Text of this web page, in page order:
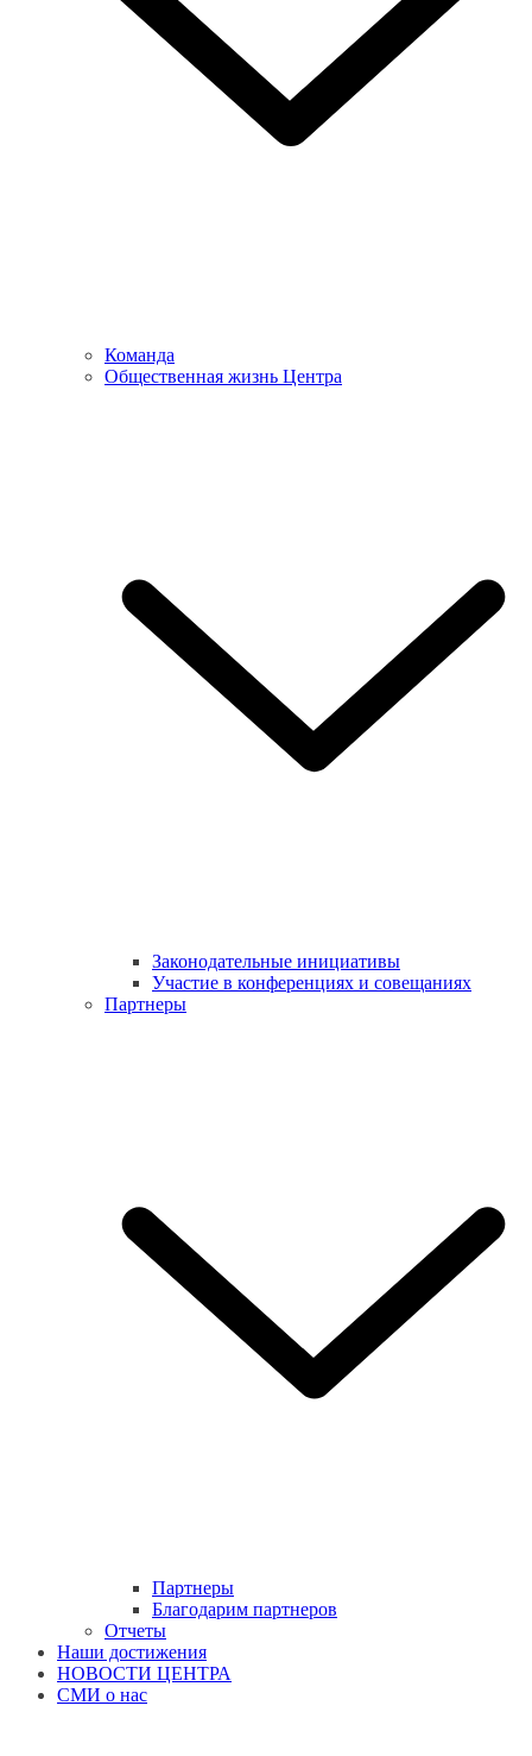
Команда
Общественная жизнь Центра
Законодательные инициативы
Участие в конференциях и совещаниях
Партнеры
Партнеры
Благодарим партнеров
Отчеты
Наши достижения
НОВОСТИ ЦЕНТРА
СМИ о нас